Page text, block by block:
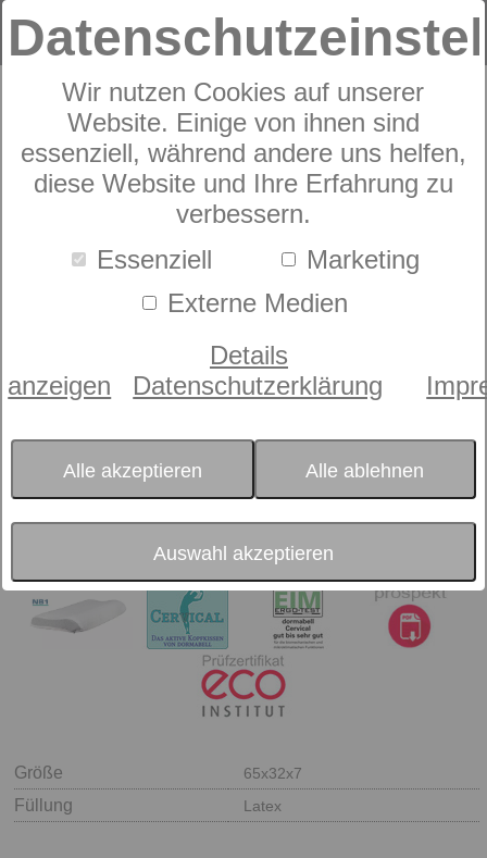
Wir nutzen Cookies auf unserer
Website. Einige von ihnen sind
essenziell, während andere uns helfen,
diese Website und Ihre Erfahrung zu
verbessern.
Essenziell
Marketing
Externe Medien
Details
anzeigen
Datenschutzerklärung
Alle akzeptieren Alle ablehnen
Auswahl akzeptieren
Nackenstützkissen
dormabell Cervical
Größe 65x32x7
Füllung Latex